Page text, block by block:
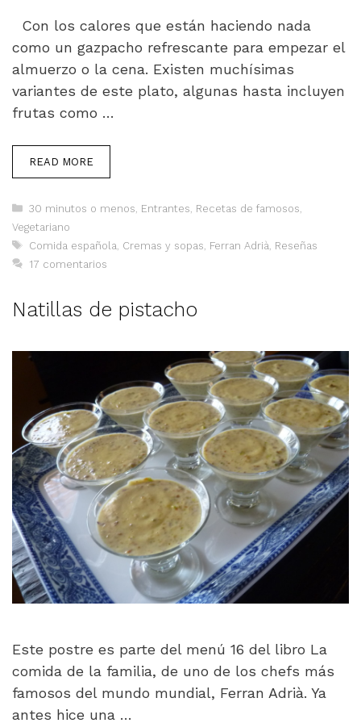
Con los calores que están haciendo nada
como un gazpacho refrescante para empezar el
almuerzo o la cena. Existen muchísimas
variantes de este plato, algunas hasta incluyen
frutas como …
READ MORE
Categorías
30 minutos o menos Entrantes Recetas de famosos
Vegetariano
Etiquetas
Comida española Cremas y sopas Ferran Adrià Reseñas
17 comentarios
Natillas de pistacho
Este postre es parte del menú 16 del libro La
comida de la familia, de uno de los chefs más
famosos del mundo mundial, Ferran Adrià. Ya
antes hice una …